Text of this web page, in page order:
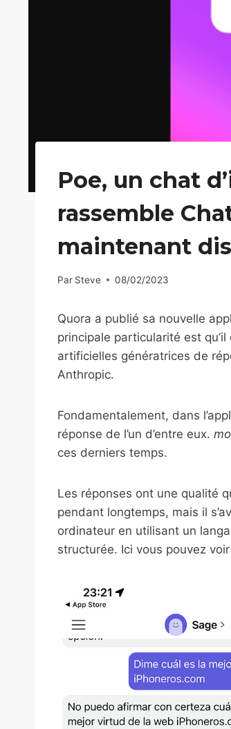
Poe, un chat
rassemble
maintenant
Par Steve 08/02/2023
Quora a publié sa nouvelle
principale particularité est
artificielles génératrices de
Anthropic.
Fondamentalement, dans
réponse de l’un d’entre eux.
ces derniers temps.
Les réponses ont une qualité
pendant longtemps, mais il
ordinateur en utilisant un
structurée. Ici vous pouvez